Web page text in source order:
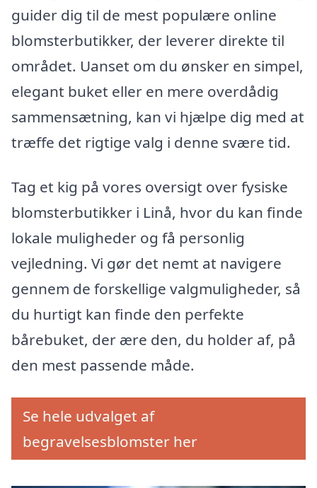
guider dig til de mest populære online
blomsterbutikker, der leverer direkte til
området. Uanset om du ønsker en simpel,
elegant buket eller en mere overdådig
sammensætning, kan vi hjælpe dig med at
træffe det rigtige valg i denne svære tid.
Tag et kig på vores oversigt over fysiske
blomsterbutikker i Linå, hvor du kan finde
lokale muligheder og få personlig
vejledning. Vi gør det nemt at navigere
gennem de forskellige valgmuligheder, så
du hurtigt kan finde den perfekte
bårebuket, der ære den, du holder af, på
den mest passende måde.
Se hele udvalget af
begravelsesblomster her